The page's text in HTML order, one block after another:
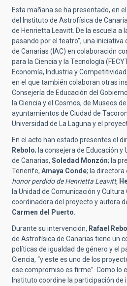
Esta mañana se ha presentado, en
del Instituto de Astrofísica de
de Henrietta Leavitt. De la escuela a
pasando por el teatro”, una
de Canarias (IAC) en colaboración
para la Ciencia y la Tecnología
Economía, Industria y
en el que también colaboran otras
Consejería de Educación del
la Ciencia y el Cosmos, de Museos
ayuntamientos de Ciudad de
Universidad de La Laguna y el
En el acto han estado presentes el
Rebolo; la consejera de Educación y
de Canarias, Soledad Monzón; la
Tenerife, Amaya Conde; la directora
honor perdido de Henrietta Leavitt,
la Unidad de Comunicación y Cultura
coordinadora del proyecto y autora
Carmen del Puerto.
Durante su intervención, Rafael
de Astrofísica de Canarias tiene un
políticas de igualdad de género y el
Ciencia, “y este es uno de los
ese compromiso es firme”. Como lo
Instituto coordine la participación de